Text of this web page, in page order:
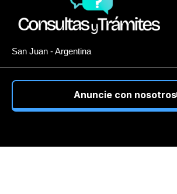
San Juan - Argentina
Anuncie con nosotros